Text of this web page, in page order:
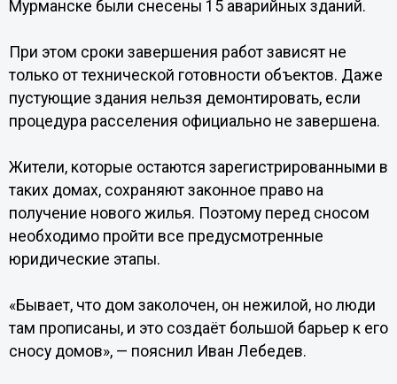
Мурманске были снесены 15 аварийных зданий.
При этом сроки завершения работ зависят не
только от технической готовности объектов. Даже
пустующие здания нельзя демонтировать, если
процедура расселения официально не завершена.
Жители, которые остаются зарегистрированными в
таких домах, сохраняют законное право на
получение нового жилья. Поэтому перед сносом
необходимо пройти все предусмотренные
юридические этапы.
«Бывает, что дом заколочен, он нежилой, но люди
там прописаны, и это создаёт большой барьер к его
сносу домов», — пояснил Иван Лебедев.